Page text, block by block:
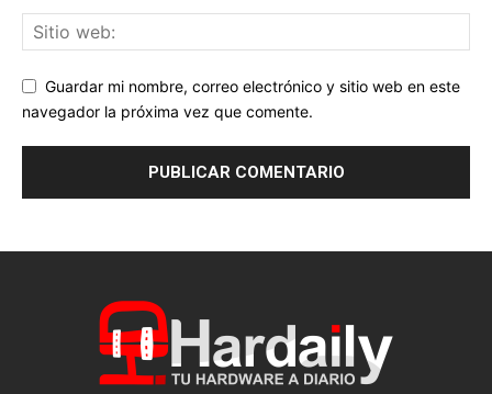
Guardar mi nombre, correo electrónico y sitio web en este
navegador la próxima vez que comente.